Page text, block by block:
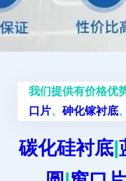
我们提供有价格优
口片、 砷化镓衬底、
碳化硅衬底|